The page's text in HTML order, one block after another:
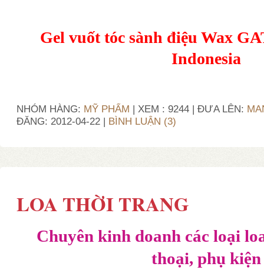
Gel vuốt tóc sành điệu Wax
Indonesia
NHÓM HÀNG: MỸ PHẨM | XEM : 9244 | ĐƯA LÊN:
ĐĂNG: 2012-04-22 | BÌNH LUẬN (3)
LOA THỜI TRANG
Chuyên kinh doanh các loại
thoại, phụ kiện